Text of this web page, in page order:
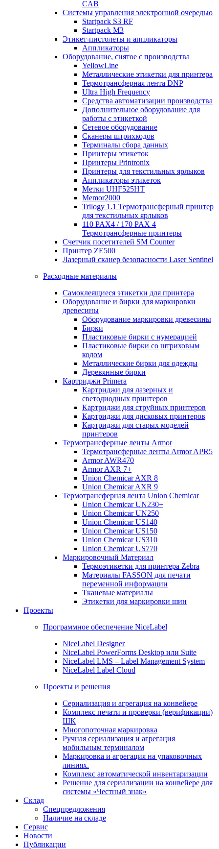
CAB
Системы управления электронной очередью
Startpack S3 RF
Startpack M3
Этикет-пистолеты и аппликаторы
Аппликаторы
Оборудование, снятое с производства
YellowLine
Металлические этикетки для принтера
Термотрансферная лента DNP
Ultra High Frequency
Средства автоматизации производства
Дополнительное оборудование для
работы с этикеткой
Сетевое оборудование
Сканеры штрихкодов
Терминалы сбора данных
Принтеры этикеток
Принтеры Printronix
Принтеры для текстильных ярлыков
Аппликаторы этикеток
Метки UHF525HT
Memor2000
Trilogy 1.1 Термотрансферный принтер
для текстильных ярлыков
110 PAX4 / 170 PAX 4
Термотрансферные принтеры
Счетчик посетителей SM Counter
Принтер ZE500
Лазерный сканер безопасности Laser Sentinel
Расходные материалы
Самоклеящиеся этикетки для принтера
Оборудование и бирки для маркировки
древесины
Оборудование маркировки древесины
Бирки
Пластиковые бирки с нумерацией
Пластиковые бирки со штриховым
кодом
Металлические бирки для одежды
Деревянные бирки
Картриджи Primera
Картриджи для лазерных и
светодиодных принтеров
Картриджи для струйных принтеров
Картриджи для дисковых принтеров
Картриджи для старых моделей
принтеров
Термотрансферные ленты Armor
Термотрансферные ленты Armor APR5
Armor AWR470
Armor AXR 7+
Union Chemicar AXR 8
Union Chemicar AXR 9
Термотрансферная лента Union Chemicar
Union Chemicar UN230+
Union Chemicar UN250
Union Chemicar US140
Union Chemicar US150
Union Chemicar US310
Union Chemicar US770
Маркировочный Материал
Термоэтикетки для принтера Zebra
Материалы FASSON для печати
переменной информации
Тканевые материалы
Этикетки для маркировки шин
Проекты
Программное обеспечение NiceLabel
NiceLabel Designer
NiceLabel PowerForms Desktop или Suite
NiceLabel LMS – Label Management System
NiceLabel Label Cloud
Проекты и решения
Сериализация и агрегация на конвейере
Комплекс печати и проверки (верификации)
ШК
Многопоточная маркировка
Ручная сериализация и агрегация
мобильным терминалом
Маркировка и агрегация на упаковочных
линиях.
Комплекс автоматической инвентаризации
Решение для сериализации на конвейере для
системы «Честный знак»
Склад
Спецпредложения
Наличие на складе
Сервис
Новости
Публикации